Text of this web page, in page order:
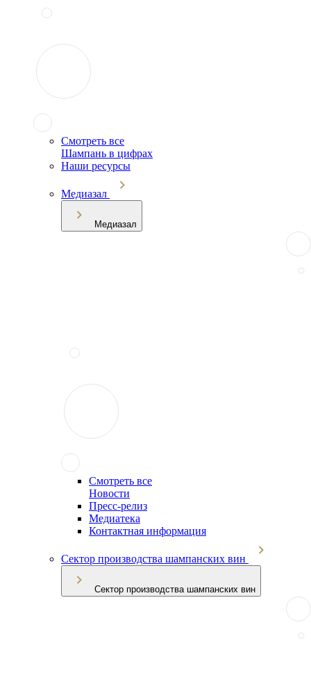
Смотреть все
Шампань в цифрах
Наши ресурсы
Медиазал
Медиазал
Смотреть все
Новости
Пресс-релиз
Медиатека
Контактная информация
Сектор производства шампанских вин
Сектор производства шампанских вин